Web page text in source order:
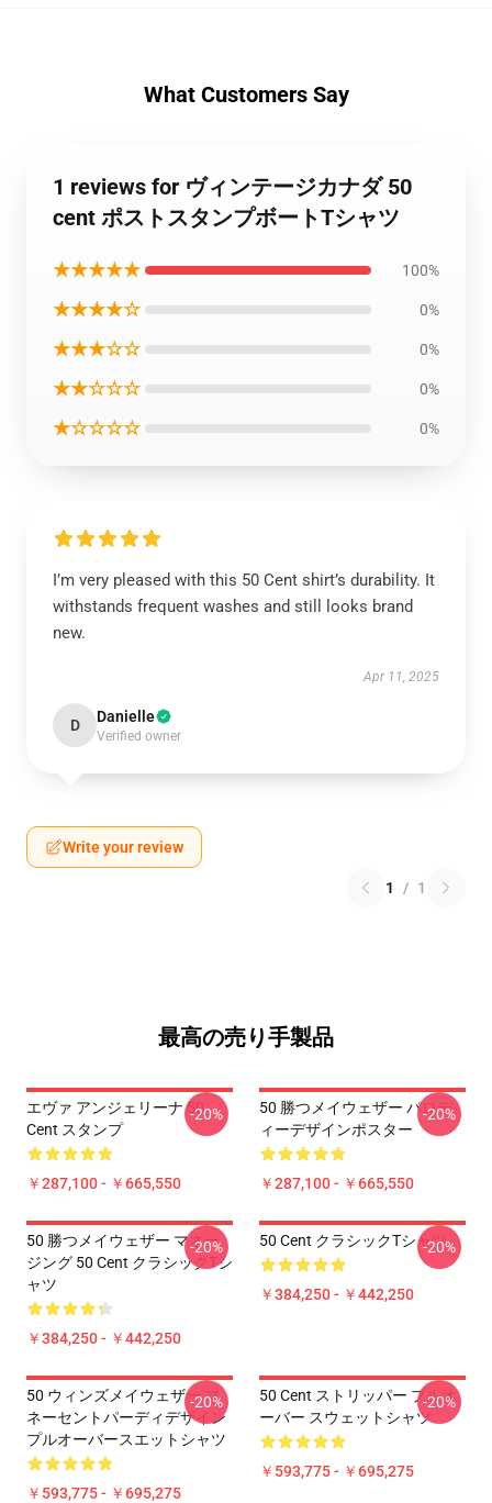
What Customers Say
1 reviews for ヴィンテージカナダ 50
cent ポストスタンプボートTシャツ
★★★★★ 100%
★★★★☆ 0%
★★★☆☆ 0%
★★☆☆☆ 0%
★☆☆☆☆ 0%
I’m very pleased with this 50 Cent shirt’s durability. It
withstands frequent washes and still looks brand
new.
Apr 11, 2025
D Danielle
Verified owner
Write your review
1 / 1
最高の売り手製品
エヴァ アンジェリーナ 50
Cent スタンプ
￥287,100 - ￥665,550
-20%
50 勝つメイウェザー パロデ
ィーデザインポスター
￥287,100 - ￥665,550
-20%
50 勝つメイウェザー マネー
ジング 50 Cent クラシックTシ
ャツ
￥384,250 - ￥442,250
-20% 50 Cent クラシックTシャツ
￥384,250 - ￥442,250
-20%
50 ウィンズメイウェザー マ
ネーセントパーディデザイン
プルオーバースエットシャツ
￥593,775 - ￥695,275
-20%
50 Cent ストリッパー プルオ
ーバー スウェットシャツ
￥593,775 - ￥695,275
-20%